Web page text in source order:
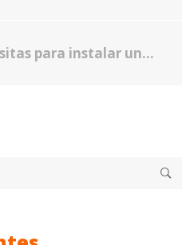
Qué permisos necesitas para instalar una pérgola bioclimática